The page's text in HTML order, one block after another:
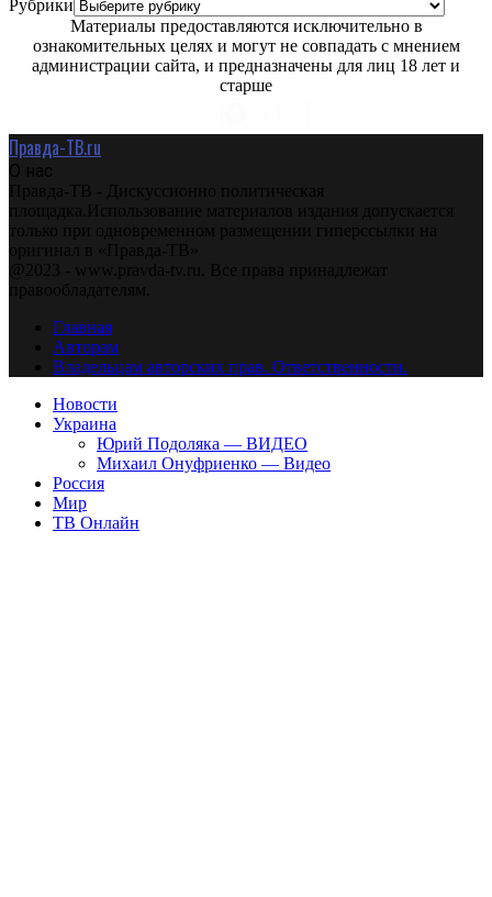
Рубрики
Материалы предоставляются исключительно в
ознакомительных целях и могут не совпадать с мнением
администрации сайта, и предназначены для лиц 18 лет и
старше
Правда-ТВ.ru
О нас
Правда-ТВ - Дискуссионно политическая
площадка.Использование материалов издания допускается
только при одновременном размещении гиперссылки на
оригинал в «Правда-ТВ»
@2023 - www.pravda-tv.ru. Все права принадлежат
правообладателям.
Главная
Авторам
Владельцам авторских прав. Ответственности.
Новости
Украина
Юрий Подоляка — ВИДЕО
Михаил Онуфриенко — Видео
Россия
Мир
ТВ Онлайн